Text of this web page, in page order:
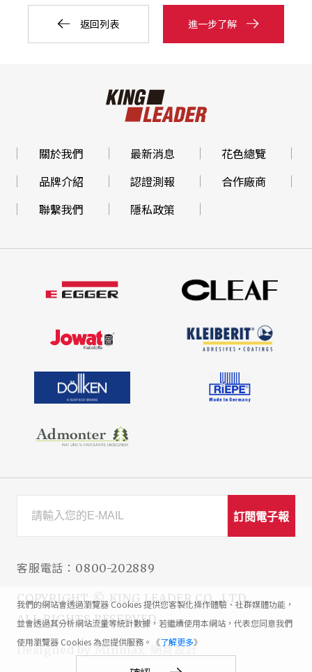
返回列表 進一步了解
關於我們 最新消息
花色總覽
品牌介紹
認證測報
合作廠商
聯繫我們
隱私政策
訂閱電子報
客服電話： 0800-202889
COPYRIGHT © KING LEADER CO., LTD.
ALL RIGHTS RESERVED.
Designed byMinmax 網頁設計
我們的網站會透過瀏覽器 Cookies 提供您客製化操作體驗、社群媒體功能，
並會透過其分析網站流量等統計數據，若繼續使用本網站，代表您同意我們
使用瀏覽器 Cookies 為您提供服務。《了解更多》